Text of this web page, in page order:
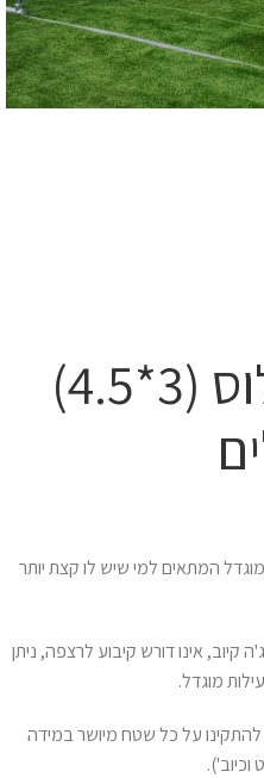
נינג'ה קיוב פלוס (3*4.5)
מוגדל המתאים למי שיש לו קצת יותר
קיוב, אינו דורש קיבוע לרצפה, ניתן
מוגדל.
מטר על 3 מטר וניתן להתקינו על כל שטח מיושר במידה